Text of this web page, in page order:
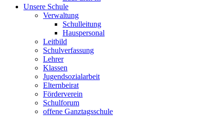
Unsere Schule
Verwaltung
Schulleitung
Hauspersonal
Leitbild
Schulverfassung
Lehrer
Klassen
Jugendsozialarbeit
Elternbeirat
Förderverein
Schulforum
offene Ganztagsschule